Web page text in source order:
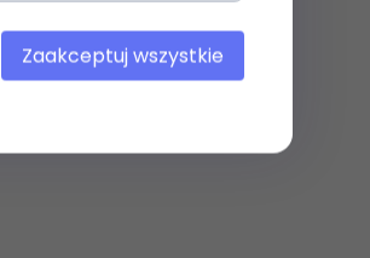
Zaakceptuj wszystkie